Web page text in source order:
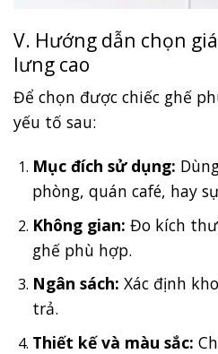
V. Hướng dẫn chọn
lưng cao
Để chọn được chiếc ghế
yếu tố sau:
Mục đích sử dụng:
phòng, quán café, hay
Không gian: Đo kích
ghế phù hợp.
Ngân sách: Xác định
trả.
Thiết kế và màu sắc: